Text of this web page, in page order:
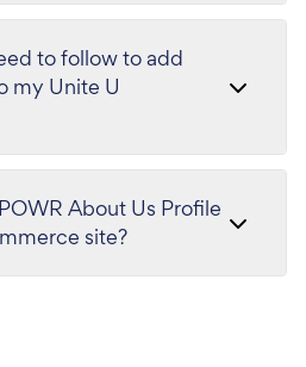
to follow to add
my Unite U
About Us Profile
site?